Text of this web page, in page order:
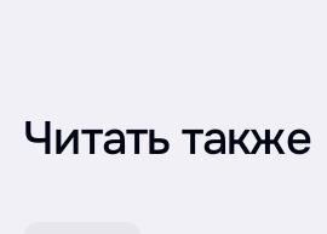
Читать также